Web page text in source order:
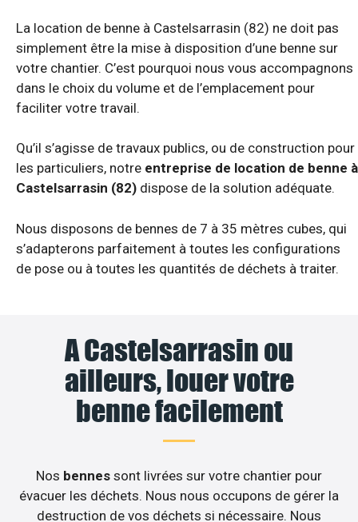
La location de benne à Castelsarrasin (82) ne doit pas
simplement être la mise à disposition d’une benne sur
votre chantier. C’est pourquoi nous vous accompagnons
dans le choix du volume et de l’emplacement pour
faciliter votre travail.
Qu’il s’agisse de travaux publics, ou de construction pour
les particuliers, notre entreprise de location de benne à
Castelsarrasin (82) dispose de la solution adéquate.
Nous disposons de bennes de 7 à 35 mètres cubes, qui
s’adapterons parfaitement à toutes les configurations
de pose ou à toutes les quantités de déchets à traiter.
A Castelsarrasin ou
ailleurs, louer votre
benne facilement
Nos bennes sont livrées sur votre chantier pour
évacuer les déchets. Nous nous occupons de gérer la
destruction de vos déchets si nécessaire. Nous